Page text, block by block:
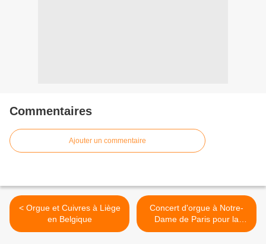
Commentaires
Ajouter un commentaire
< Orgue et Cuivres à Liège
en Belgique
Concert d'orgue à Notre-
Dame de Paris pour la
Toussaint >